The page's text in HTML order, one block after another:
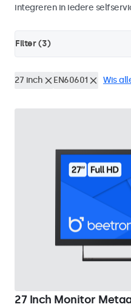
integreren in iedere
Filter (3)
27 inch EN60601 Wis
27 Inch Monitor